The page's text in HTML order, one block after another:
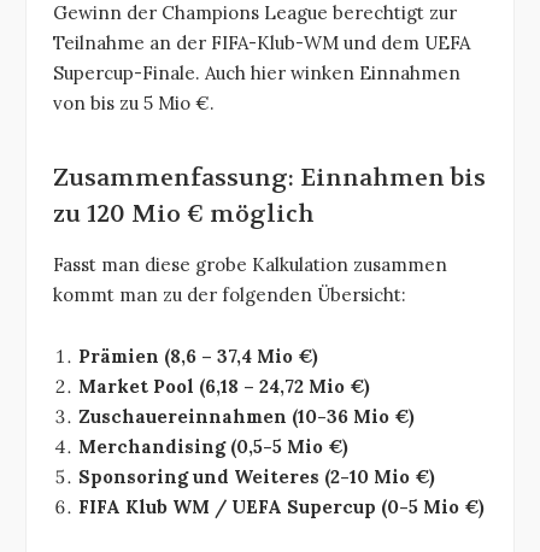
Gewinn der Champions League berechtigt zur
Teilnahme an der FIFA-Klub-WM und dem UEFA
Supercup-Finale. Auch hier winken Einnahmen
von bis zu 5 Mio €.
Zusammenfassung: Einnahmen bis
zu 120 Mio € möglich
Fasst man diese grobe Kalkulation zusammen
kommt man zu der folgenden Übersicht:
Prämien (8,6 – 37,4 Mio €)
Market Pool (6,18 – 24,72 Mio €)
Zuschauereinnahmen (10-36 Mio €)
Merchandising (0,5-5 Mio €)
Sponsoring und Weiteres (2-10 Mio €)
FIFA Klub WM / UEFA Supercup (0-5 Mio €)